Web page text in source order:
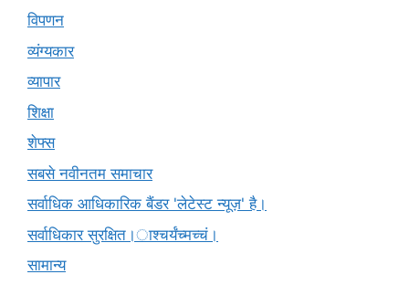
विपणन
व्यंग्यकार
व्यापार
शिक्षा
शेफ्स
सबसे नवीनतम समाचार
सर्वाधिक आधिकारिक बैंडर 'लेटेस्ट न्यूज़' है।
सर्वाधिकार सुरक्षित।ाश्चर्यंच्मच्चं।
सामान्य